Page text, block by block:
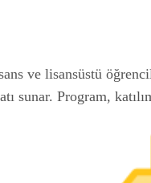
ve lisansüstü
sunar. Program,